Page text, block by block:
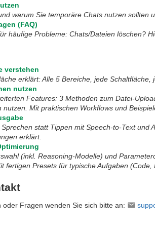
warum Sie temporäre Chats nutzen sollten
(FAQ)
häufige Probleme: Chats/Dateien löschen?
verstehen
erklärt: Alle 5 Bereiche, jede
nutzen
Features: 3 Methoden zum Datei-
nutzen. Mit praktischen Workflows und
statt Tippen mit Speech-to-Text und
erklärt.
(inkl. Reasoning-Modelle) und
fertigen Presets für typische Aufgaben
oder Fragen wenden Sie sich bitte an: